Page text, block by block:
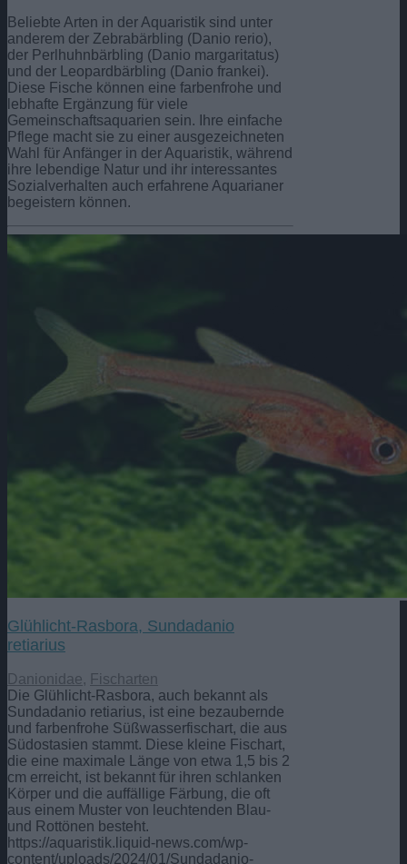
Beliebte Arten in der Aquaristik sind unter
anderem der Zebrabärbling (Danio rerio),
der Perlhuhnbärbling (Danio margaritatus)
und der Leopardbärbling (Danio frankei).
Diese Fische können eine farbenfrohe und
lebhafte Ergänzung für viele
Gemeinschaftsaquarien sein. Ihre einfache
Pflege macht sie zu einer ausgezeichneten
Wahl für Anfänger in der Aquaristik, während
ihre lebendige Natur und ihr interessantes
Sozialverhalten auch erfahrene Aquarianer
begeistern können.
Glühlicht-Rasbora, Sundadanio
retiarius
Danionidae, Fischarten
Die Glühlicht-Rasbora, auch bekannt als
Sundadanio retiarius, ist eine bezaubernde
und farbenfrohe Süßwasserfischart, die aus
Südostasien stammt. Diese kleine Fischart,
die eine maximale Länge von etwa 1,5 bis 2
cm erreicht, ist bekannt für ihren schlanken
Körper und die auffällige Färbung, die oft
aus einem Muster von leuchtenden Blau-
und Rottönen besteht.
https://aquaristik.liquid-news.com/wp-
content/uploads/2024/01/Sundadanio-